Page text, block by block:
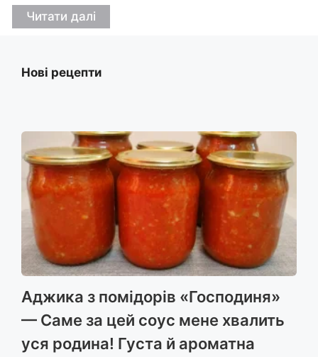
Читати далі
Нові рецепти
Аджика з помідорів «Господиня»
— Саме за цей соус мене хвалить
уся родина! Густа й ароматна